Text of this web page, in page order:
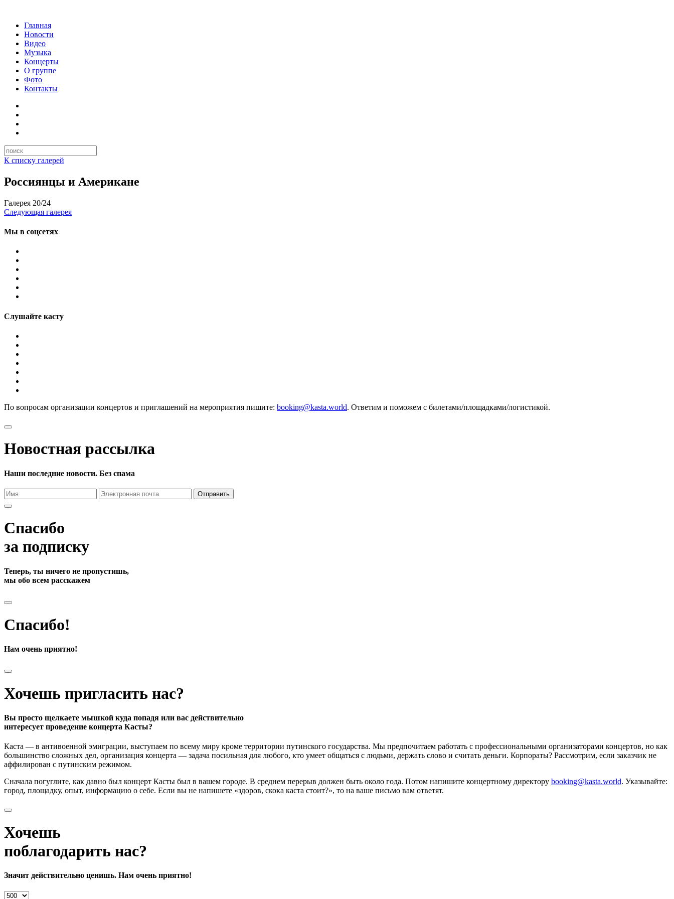
Главная
Новости
Видео
Музыка
Концерты
О группе
Фото
Контакты
К списку галерей
Россиянцы и Американе
Галерея 20/24
Следующая галерея
Мы в соцсетях
Слушайте касту
По вопросам организации концертов и приглашений на мероприятия пишите: booking@kasta.world. Ответим и поможем с билетами/площадками/логистикой.
Новостная рассылка
Наши последние новости. Без спама
Отправить
Спасибо
за подписку
Теперь, ты ничего не пропустишь,
мы обо всем расскажем
Спасибо!
Нам очень приятно!
Хочешь пригласить нас?
Вы просто щелкаете мышкой куда попадя или вас действительно
интересует проведение концерта Касты?
Каста — в антивоенной эмиграции, выступаем по всему миру кроме территории путинского государства. Мы предпочитаем работать с профессиональными организаторами концертов, но как
большинство сложных дел, организация концерта — задача посильная для любого, кто умеет общаться с людьми, держать слово и считать деньги. Корпораты? Рассмотрим, если заказчик не
аффилирован с путинским режимом.
Сначала погуглите, как давно был концерт Касты был в вашем городе. В среднем перерыв должен быть около года. Потом напишите концертному директору booking@kasta.world. Указывайте:
город, площадку, опыт, информацию о себе. Если вы не напишете «здоров, скока каста стоит?», то на ваше письмо вам ответят.
Хочешь
поблагодарить нас?
Значит действительно ценишь. Нам очень приятно!